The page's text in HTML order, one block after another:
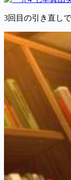
3回目の引き直しで